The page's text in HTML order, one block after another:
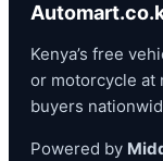
Kenya’s free
or motorcycle at
buyers
Powered by